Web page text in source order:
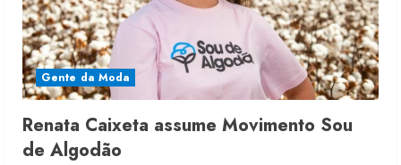
Gente da Moda
Renata Caixeta assume Movimento Sou
de Algodão